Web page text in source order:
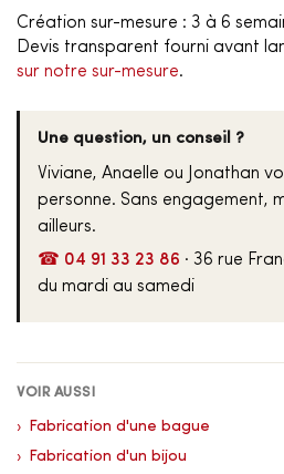
Création sur-mesure : 3 à 6
Devis transparent fourni avant
sur notre sur-mesure.
Une question, un conseil ?
Viviane, Anaelle ou Jonathan
personne. Sans engagement,
ailleurs.
☎ 04 91 33 23 86 · 36 rue
du mardi au samedi
VOIR AUSSI
Fabrication d'une bague
Fabrication d'un bijou